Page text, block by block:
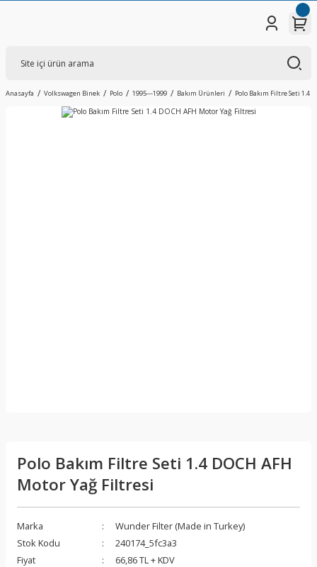
Anasayfa Volkswagen Binek Polo 1995---1999 Bakım Ürünleri Polo Bakım Filtre Seti 1.4
Polo Bakım Filtre Seti 1.4 DOCH AFH
Motor Yağ Filtresi
Marka
Wunder Filter (Made in Turkey)
Stok Kodu
240174_5fc3a3
Fiyat
66,86 TL + KDV